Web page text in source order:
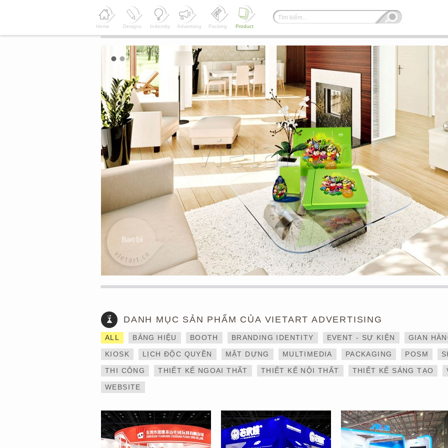
Home Designs Indentity Advertsing Packing Product
DANH MỤC SẢN PHẨM CỦA VIETART ADVERTISING
ALL BẢNG HIỆU BOOTH BRANDING IDENTITY EVENT - SỰ KIỆN GIAN
KIOSK LỊCH ĐỘC QUYỀN MẶT DỰNG MULTIMEDIA PACKAGING POSM
THI CÔNG THIẾT KẾ NGOẠI THẤT THIẾT KẾ NỘI THẤT THIẾT KẾ SÁNG TẠO
WEBSITE
THIẾT KẾ VÀ THI CÔNG
GIAN HÀNG 6×9 TẠI
TRIỂN LÃM IBTE 2024 –
TỐI ƯU KHÔNG GIAN,
GIA TĂNG GIÁ TRỊ
THƯƠNG HIỆU
THIẾT KẾ VÀ THI CÔNG
GIAN HÀNG 6×9 TẠI
TRIỂN LÃM IBTE 2024 –
GIAN HÀNG BAZUUYU
DỊCH VỤ THIẾT KẾ VÀ
THI CÔNG GIAN HÀNG
TRIỂN LÃM NGÀNH
LOGISTICS CÔNG TY
ALS